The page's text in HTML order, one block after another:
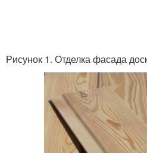
Рисунок 1. Отделка фасада